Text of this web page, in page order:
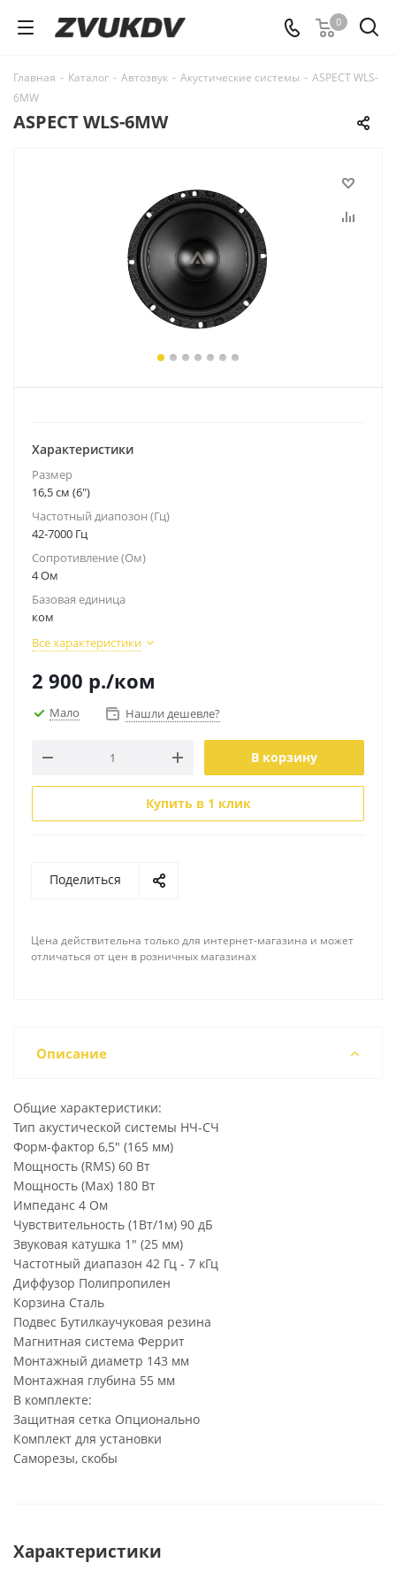
0
Главная - Каталог - Автозвук - Акустические системы - ASPECT WLS-
6MW
ASPECT WLS-6MW
Характеристики
Размер
16,5 см (6")
Частотный диапозон (Гц)
42-7000 Гц
Сопротивление (Ом)
4 Ом
Базовая единица
ком
Все характеристики
2 900 р./ком
Мало Нашли дешевле?
В корзину
Купить в 1 клик
Поделиться
Цена действительна только для интернет-магазина и может
отличаться от цен в розничных магазинах
Описание
Общие характеристики:
Тип акустической системы НЧ-СЧ
Форм-фактор 6,5" (165 мм)
Мощность (RMS) 60 Вт
Мощность (Max) 180 Вт
Импеданс 4 Ом
Чувствительность (1Вт/1м) 90 дБ
Звуковая катушка 1" (25 мм)
Частотный диапазон 42 Гц - 7 кГц
Диффузор Полипропилен
Корзина Сталь
Подвес Бутилкаучуковая резина
Магнитная система Феррит
Монтажный диаметр 143 мм
Монтажная глубина 55 мм
В комплекте:
Защитная сетка Опционально
Комплект для установки
Саморезы, скобы
Характеристики